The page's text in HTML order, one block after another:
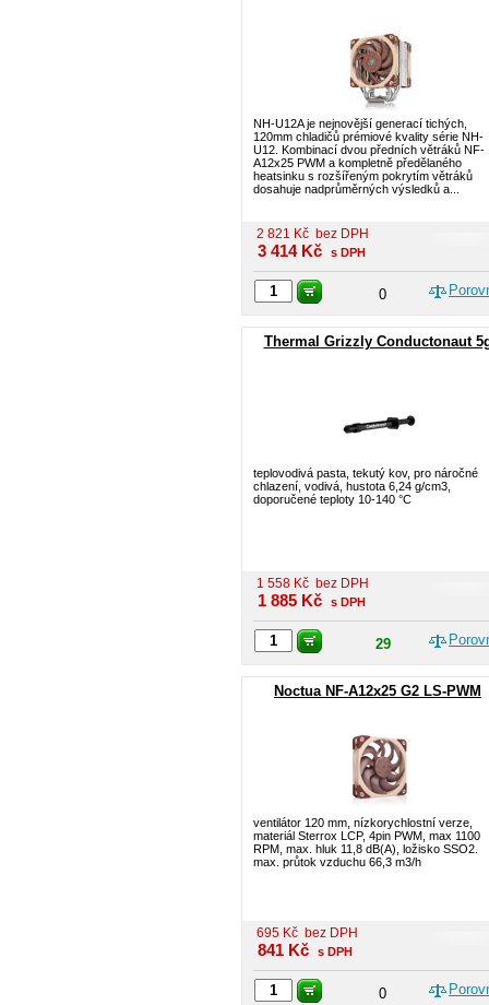
NH-U12A je nejnovější generací tichých,
120mm chladičů prémiové kvality série NH-
U12. Kombinací dvou předních větráků NF-
A12x25 PWM a kompletně předělaného
heatsinku s rozšířeným pokrytím větráků
dosahuje nadprůměrných výsledků a...
2 821 Kč bez DPH
3 414 Kč s DPH
0
Thermal Grizzly Conductonaut
teplovodivá pasta, tekutý kov, pro náročné
chlazení, vodivá, hustota 6,24 g/cm3,
doporučené teploty 10-140 °C
1 558 Kč bez DPH
1 885 Kč s DPH
29
Noctua NF-A12x25 G2 LS-PWM
ventilátor 120 mm, nízkorychlostní verze,
materiál Sterrox LCP, 4pin PWM, max 1100
RPM, max. hluk 11,8 dB(A), ložisko SSO2.
max. průtok vzduchu 66,3 m3/h
695 Kč bez DPH
841 Kč s DPH
0